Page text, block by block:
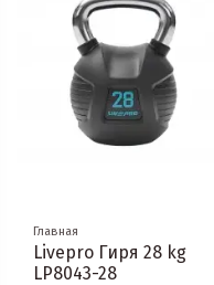
Главная
Livepro Гиря 28 kg
LP8043-28